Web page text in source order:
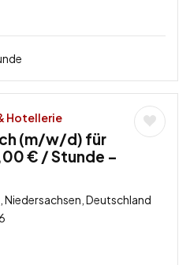
Hotellerie
(m/w/d) für
€ / Stunde –
Niedersachsen, Deutschland